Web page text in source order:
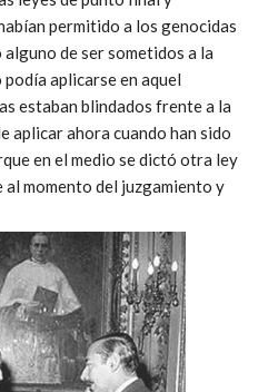
permitido a los genocidas
de ser sometidos a la
aplicarse en aquel
estaban blindados frente a la
aplicar ahora cuando han sido
en el medio se dictó otra ley
momento del juzgamiento y